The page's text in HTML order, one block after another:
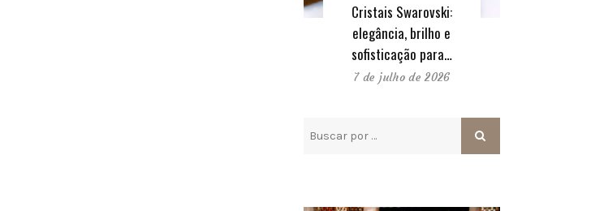
Cristais Swarovski:
elegância, brilho e
sofisticação para…
7 de julho de 2026